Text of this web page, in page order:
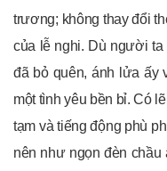
trương; không thay đổi
của lễ nghi. Dù người ta
đã bỏ quên, ánh lửa ấy
một tình yêu bền bỉ. Có
tạm và tiếng động phù
nên như ngọn đèn chầu